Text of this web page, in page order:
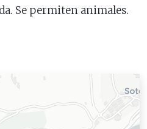
Se permiten animales.